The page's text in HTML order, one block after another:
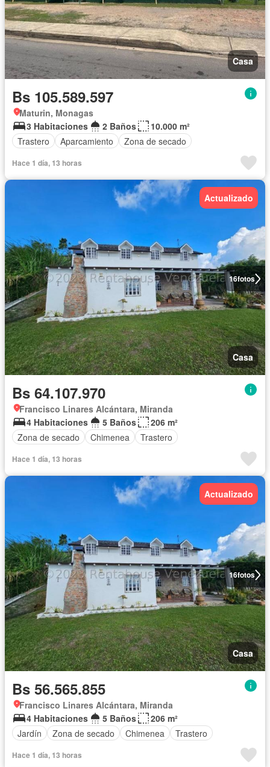
Casa
Bs 105.589.597
Maturin, Monagas
3 Habitaciones
2 Baños
10.000 m²
Trastero
Aparcamiento Zona de secado
Hace 1 día, 13 horas
16fotos
Actualizado
Casa
Bs 64.107.970
Francisco Linares Alcántara, Miranda
4 Habitaciones
5 Baños
206 m²
Zona de secado
Chimenea Trastero
Hace 1 día, 13 horas
16fotos
Actualizado
Casa
Bs 56.565.855
Francisco Linares Alcántara, Miranda
4 Habitaciones
5 Baños
206 m²
Jardín
Zona de secado Chimenea Trastero
Hace 1 día, 13 horas